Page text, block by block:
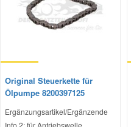
Original Steuerkette für
Ölpumpe 8200397125
Ergänzungsartikel/Ergänzende
Info 2: für Antriebswelle